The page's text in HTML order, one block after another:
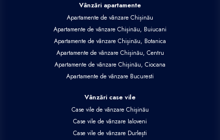
Vânzări apartamente
Apartamente de vânzare Chișinău
Apartamente de vânzare Chișinău, Buiucani
Apartamente de vânzare Chișinău, Botanica
Apartamente de vânzare Chișinău, Centru
Apartamente de vânzare Chișinău, Ciocana
Apartamente de vânzare Bucuresti
Vânzări case vile
Case vile de vânzare Chișinău
Case vile de vânzare Ialoveni
Case vile de vânzare Durlești